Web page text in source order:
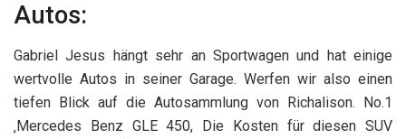
Autos:
Gabriel Jesus hängt sehr an Sportwagen und hat einige
wertvolle Autos in seiner Garage. Werfen wir also einen
tiefen Blick auf die Autosammlung von Richalison. No.1
‚Mercedes Benz GLE 450, Die Kosten für diesen SUV